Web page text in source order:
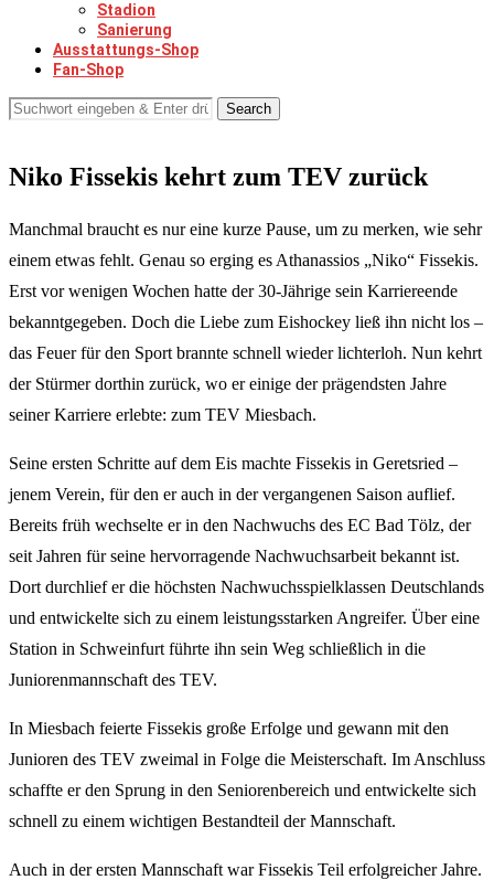
Stadion
Sanierung
Ausstattungs-Shop
Fan-Shop
Search
Niko Fissekis kehrt zum TEV zurück
Manchmal braucht es nur eine kurze Pause, um zu merken, wie sehr
einem etwas fehlt. Genau so erging es Athanassios „Niko“ Fissekis.
Erst vor wenigen Wochen hatte der 30-Jährige sein Karriereende
bekanntgegeben. Doch die Liebe zum Eishockey ließ ihn nicht los –
das Feuer für den Sport brannte schnell wieder lichterloh. Nun kehrt
der Stürmer dorthin zurück, wo er einige der prägendsten Jahre
seiner Karriere erlebte: zum TEV Miesbach.
Seine ersten Schritte auf dem Eis machte Fissekis in Geretsried –
jenem Verein, für den er auch in der vergangenen Saison auflief.
Bereits früh wechselte er in den Nachwuchs des EC Bad Tölz, der
seit Jahren für seine hervorragende Nachwuchsarbeit bekannt ist.
Dort durchlief er die höchsten Nachwuchsspielklassen Deutschlands
und entwickelte sich zu einem leistungsstarken Angreifer. Über eine
Station in Schweinfurt führte ihn sein Weg schließlich in die
Juniorenmannschaft des TEV.
In Miesbach feierte Fissekis große Erfolge und gewann mit den
Junioren des TEV zweimal in Folge die Meisterschaft. Im Anschluss
schaffte er den Sprung in den Seniorenbereich und entwickelte sich
schnell zu einem wichtigen Bestandteil der Mannschaft.
Auch in der ersten Mannschaft war Fissekis Teil erfolgreicher Jahre.